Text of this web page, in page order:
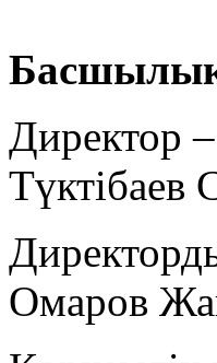
Директор
Түктібаев
Омаров